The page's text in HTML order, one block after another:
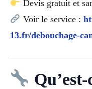
Devis gratuit et
Voir le service :
13.fr/debouchage-